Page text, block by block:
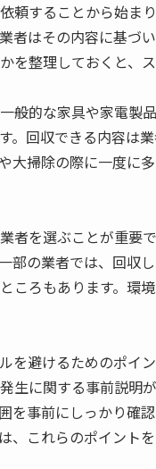
頼することから始ま
者はその内容に基づ
を整理しておくと、
般的な家具や家電製
。回収できる内容は
大掃除の際に一度に
者を選ぶことが重要
部の業者では、回収
ころもあります。環
を避けるためのポイ
生に関する事前説明
を事前にしっかり確
、これらのポイント